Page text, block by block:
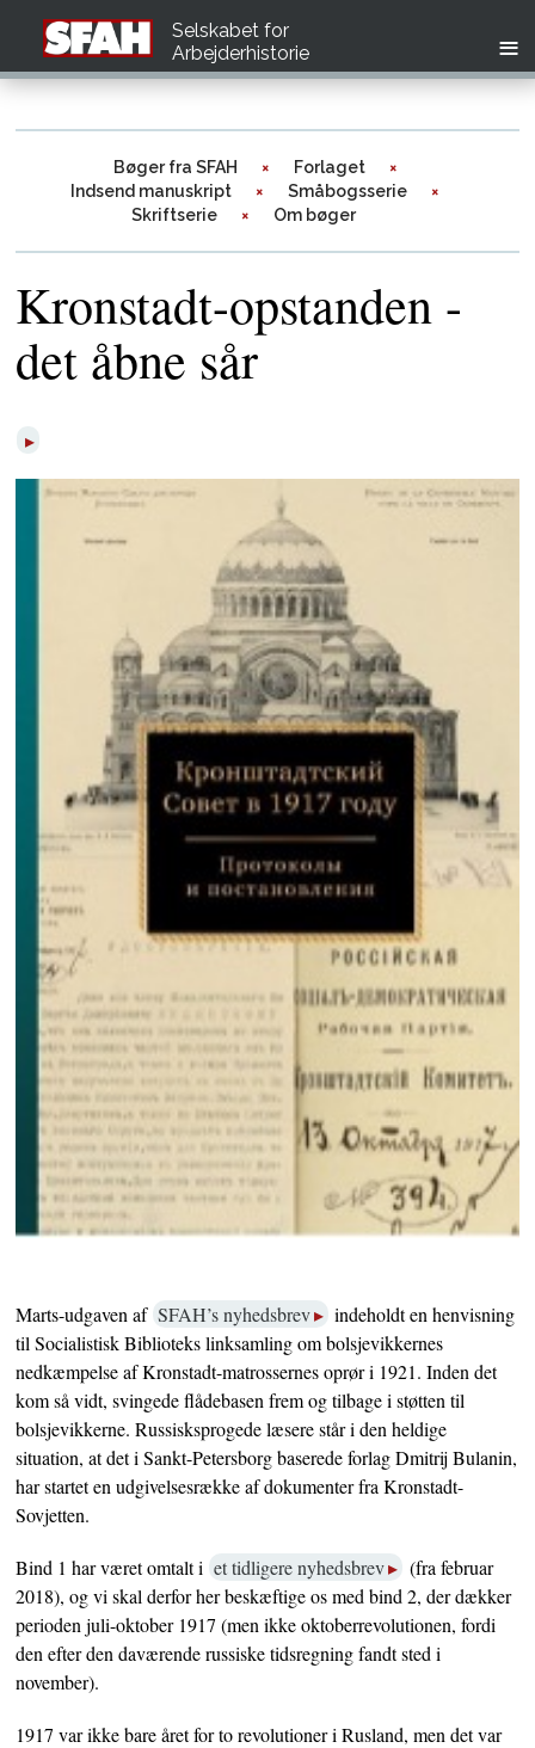
Selskabet for
Arbejderhistorie
Bøger fra SFAH
Forlaget
Indsend manuskript
Småbogsserie
Skriftserie
Om bøger
Kronstadt-opstanden -
det åbne sår
Marts-udgaven af SFAH’s nyhedsbrev
indeholdt en henvisning
til Socialistisk Biblioteks linksamling om bolsjevikkernes
nedkæmpelse af Kronstadt-matrossernes oprør i 1921. Inden det
kom så vidt, svingede flådebasen frem og tilbage i støtten til
bolsjevikkerne. Russisksprogede læsere står i den heldige
situation, at det i Sankt-Petersborg baserede forlag Dmitrij Bulanin,
har startet en udgivelsesrække af dokumenter fra Kronstadt-
Sovjetten.
Bind 1 har været omtalt i et tidligere nyhedsbrev
(fra februar
2018), og vi skal derfor her beskæftige os med bind 2, der dækker
perioden juli-oktober 1917 (men ikke oktoberrevolutionen, fordi
den efter den daværende russiske tidsregning fandt sted i
november).
1917 var ikke bare året for to revolutioner i Rusland, men det var